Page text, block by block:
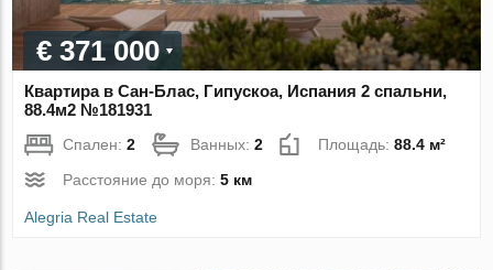
€ 371 000
Квартира в Сан-Блас, Гипускоа, Испания 2 спальни,
88.4м2 №181931
Спален:2 Ванных:2 Площадь:88.4 м²
Расстояние до моря:5 км
Alegria Real Estate